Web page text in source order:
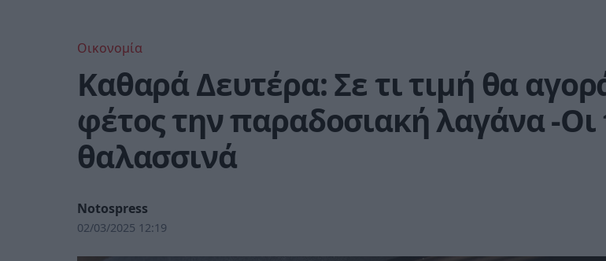
Οικονομία
Καθαρά Δευτέρα: Σε τι τιμή θα
φέτος την παραδοσιακή λαγάνα -Οι
θαλασσινά
Notospress
02/03/2025 12:19